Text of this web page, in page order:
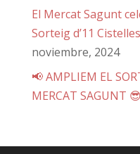
El Mercat Sagunt
Sorteig d’11
noviembre, 2024
📢 AMPLIEM EL
MERCAT SAGUNT 😎